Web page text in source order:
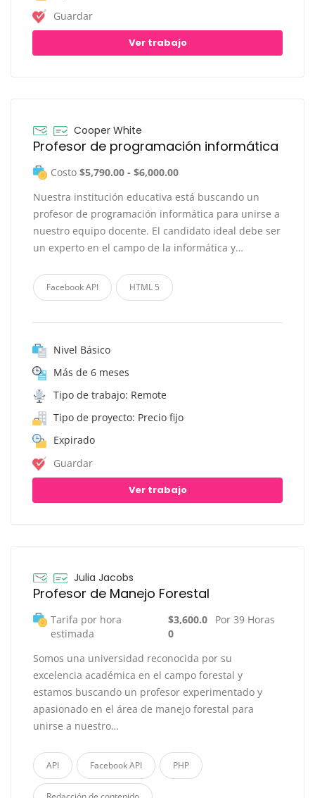
Guardar
Ver trabajo
Cooper White
Profesor de programación informática
Costo $5,790.00 - $6,000.00
Nuestra institución educativa está buscando un
profesor de programación informática para unirse a
nuestro equipo docente. El candidato ideal debe ser
un experto en el campo de la informática y…
Facebook API HTML 5
Nivel Básico
Más de 6 meses
Tipo de trabajo: Remote
Tipo de proyecto: Precio fijo
Expirado
Guardar
Ver trabajo
Julia Jacobs
Profesor de Manejo Forestal
Tarifa por hora
estimada
$3,600.0
0
Por 39 Horas
Somos una universidad reconocida por su
excelencia académica en el campo forestal y
estamos buscando un profesor experimentado y
apasionado en el área de manejo forestal para
unirse a nuestro…
API Facebook API PHP